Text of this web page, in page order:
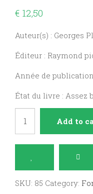
€ 12,50
Auteur(s) : Georges
Éditeur : Raymond
Année de publication
État du livre : Assez
le
Pays
Add to
SKU: 85 Category: